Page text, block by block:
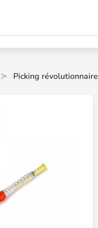
Picking révolutionnaire